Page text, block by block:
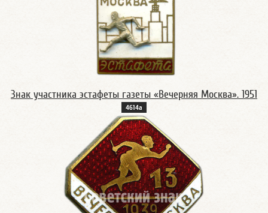
Знак участника эстафеты газеты «Вечерняя Москва». 1951
4614а